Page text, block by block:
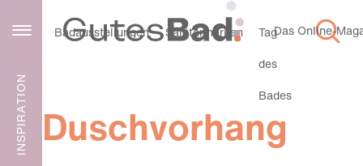
Das Online-
INSPIRATION
Badausstellungen Sanitärmarken
Tag
des
Bades
Duschvorhang